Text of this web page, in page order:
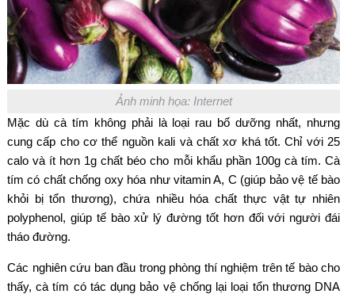
Ảnh minh họa: Internet
Mặc dù cà tím không phải là loại rau bổ dưỡng nhất, nhưng
cung cấp cho cơ thể nguồn kali và chất xơ khá tốt. Chỉ với 25
calo và ít hơn 1g chất béo cho mỗi khẩu phần 100g cà tím. Cà
tím có chất chống oxy hóa như vitamin A, C (giúp bảo vệ tế bào
khỏi bị tổn thương), chứa nhiều hóa chất thực vật tự nhiên
polyphenol, giúp tế bào xử lý đường tốt hơn đối với người đái
tháo đường.
Các nghiên cứu ban đầu trong phòng thí nghiệm trên tế bào cho
thấy, cà tím có tác dụng bảo vệ chống lại loại tổn thương DNA